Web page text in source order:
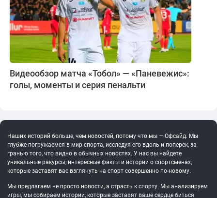
Видеообзор матча «Тобол» — «Паневежис»:
голы, моменты и серия пенальти
Наших историй больше, чем новостей, потому что мы — Офсайд. Мы
глубже погружаемся в мир спорта, исследуя его вдоль и поперек, за
гранью того, что видно в обычных новостях. У нас вы найдете
уникальные ракурсы, интересные факты и истории о спортсменах,
которые заставят вас взглянуть на спорт совершенно по-новому.
Мы предлагаем не просто новости, а страсть к спорту. Мы анализируем
игры, мы собираем истории, которые заставят ваше сердце биться